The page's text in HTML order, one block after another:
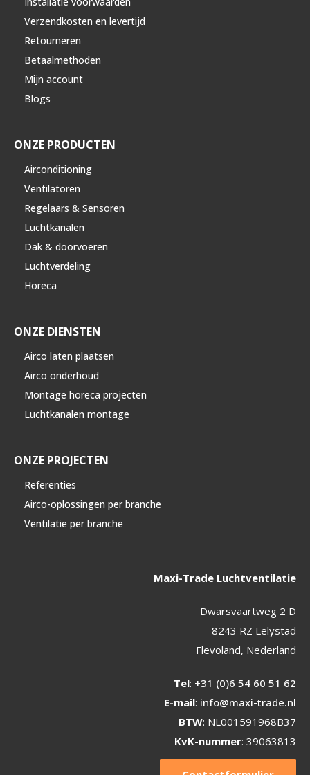
Verzendkosten en levertijd
Retourneren
Betaalmethoden
Mijn account
Blogs
ONZE PRODUCTEN
Airconditioning
Ventilatoren
Regelaars & Sensoren
Luchtkanalen
Dak & doorvoeren
Luchtverdeling
Horeca
ONZE DIENSTEN
Airco laten plaatsen
Airco onderhoud
Montage horeca projecten
Luchtkanalen montage
ONZE PROJECTEN
Referenties
Airco-oplossingen per branche
Ventilatie per branche
Maxi-Trade Luchtventilatie
Dwarsvaartweg 2 D
8243 RZ Lelystad
Flevoland, Nederland
Tel: +31 (0)6 54 60 51 62
E-mail: info@maxi-trade.nl
BTW: NL001591968B37
KvK-nummer: 39063813